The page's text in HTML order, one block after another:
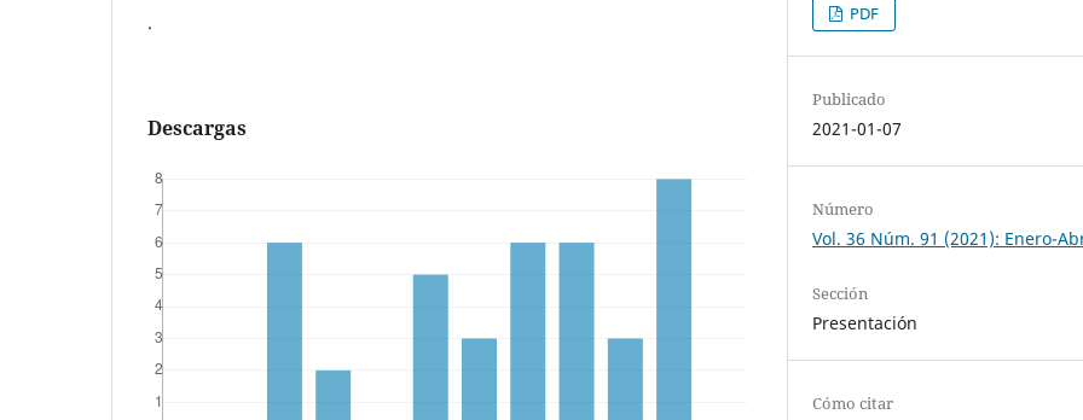
.
Descargas
PDF
Publicado
2021-01-07
Número
Vol. 36 Núm. 91 (2021): Enero-
Sección
Presentación
Cómo citar